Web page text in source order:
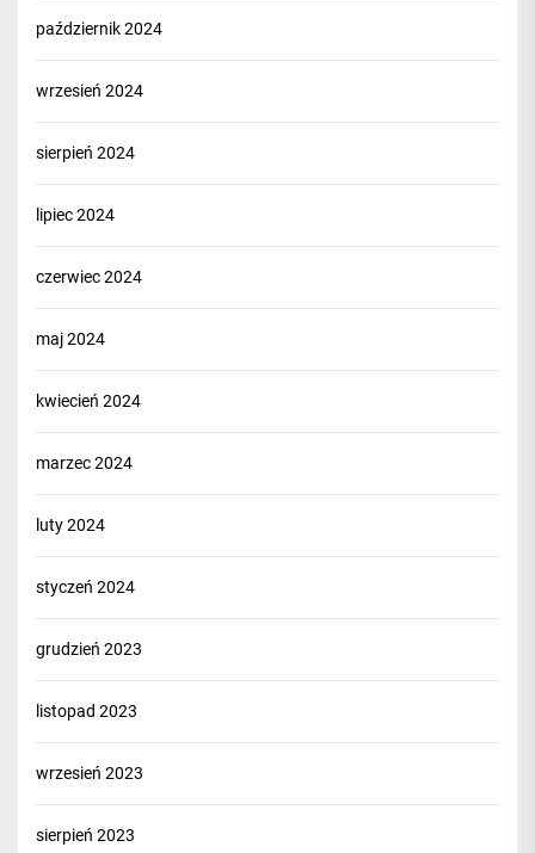
październik 2024
wrzesień 2024
sierpień 2024
lipiec 2024
czerwiec 2024
maj 2024
kwiecień 2024
marzec 2024
luty 2024
styczeń 2024
grudzień 2023
listopad 2023
wrzesień 2023
sierpień 2023